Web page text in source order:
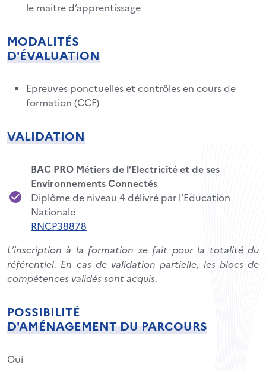
le maitre d’apprentissage
MODALITÉS
D'ÉVALUATION
Epreuves ponctuelles et contrôles en cours de
formation (CCF)
VALIDATION
BAC PRO Métiers de l’Electricité et de ses
Environnements Connectés
Diplôme de niveau 4 délivré par l’Education
Nationale
RNCP38878
L’inscription à la formation se fait pour la totalité du
référentiel. En cas de validation partielle, les blocs de
compétences validés sont acquis.
POSSIBILITÉ
D'AMÉNAGEMENT DU PARCOURS
Oui